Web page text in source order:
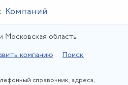
Компаний
Московская область
компанию Поиск
справочник, адреса,